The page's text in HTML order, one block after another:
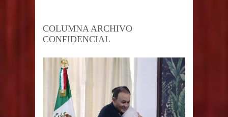
COLUMNA ARCHIVO
CONFIDENCIAL